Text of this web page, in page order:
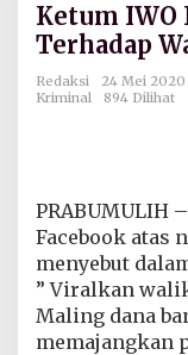
Ketum IWO
Terhadap
Redaksi
24 Mei 2020
Kriminal
894 Dilihat
PRABUMULIH
Facebook atas
menyebut
” Viralkan
Maling dana
memajangkan